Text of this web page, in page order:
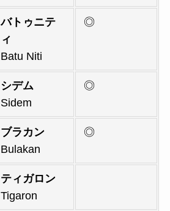
バトゥニテ
ィ
Batu Niti
◎
シデム
Sidem
◎
ブラカン
Bulakan
◎
ティガロン
Tigaron